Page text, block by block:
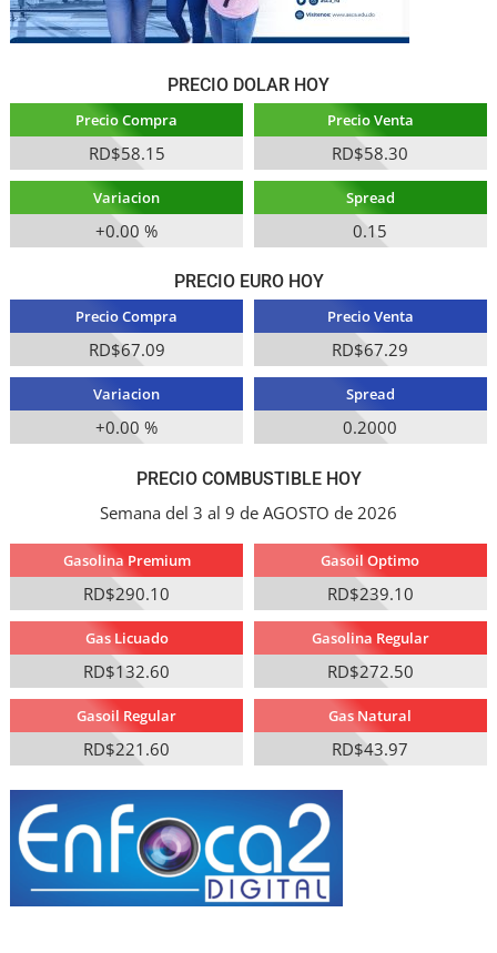
PRECIO DOLAR HOY
Precio Compra
RD$58.15
Precio Venta
RD$58.30
Variacion
+0.00 %
Spread
0.15
PRECIO EURO HOY
Precio Compra
RD$67.09
Precio Venta
RD$67.29
Variacion
+0.00 %
Spread
0.2000
PRECIO COMBUSTIBLE HOY
Semana del 3 al 9 de AGOSTO de 2026
Gasolina Premium
RD$290.10
Gasoil Optimo
RD$239.10
Gas Licuado
RD$132.60
Gasolina Regular
RD$272.50
Gasoil Regular
RD$221.60
Gas Natural
RD$43.97